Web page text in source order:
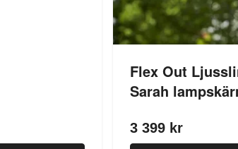
Flex Out
Sarah
3 399 kr